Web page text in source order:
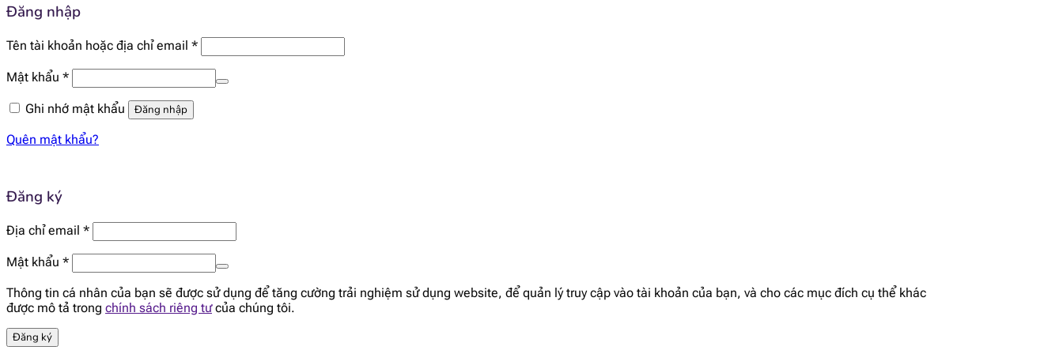
Đăng nhập
Tên tài khoản hoặc địa chỉ email *Bắt
buộc
Mật khẩu *Bắt
buộc
Ghi nhớ mật khẩu
Đăng nhập
Quên mật khẩu?
Đăng ký
Địa chỉ email *Bắt
buộc
Mật khẩu *Bắt
buộc
Thông tin cá nhân của bạn sẽ được sử dụng để tăng cường trải nghiệm sử dụng website, để quản lý truy cập vào tài khoản của bạn, và cho các mục đích cụ thể khác
được mô tả trong chính sách riêng tưcủa chúng tôi.
Đăng ký